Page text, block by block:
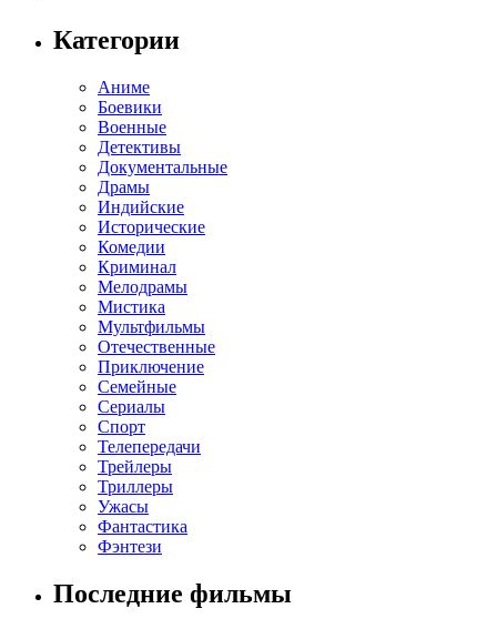
Категории
Аниме
Боевики
Военные
Детективы
Документальные
Драмы
Индийские
Исторические
Комедии
Криминал
Мелодрамы
Мистика
Мультфильмы
Отечественные
Приключение
Семейные
Сериалы
Спорт
Телепередачи
Трейлеры
Триллеры
Ужасы
Фантастика
Фэнтези
Последние фильмы